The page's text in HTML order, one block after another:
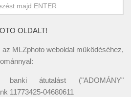
OLDALT!
MLZphoto weboldal működéséhez,
banki átutalást ("ADOMÁNY"
11773425-04680611